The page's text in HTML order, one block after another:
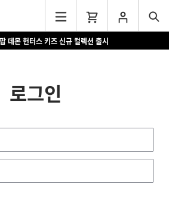
데몬 헌터스 키즈 신규 컬렉션 출시
로그인